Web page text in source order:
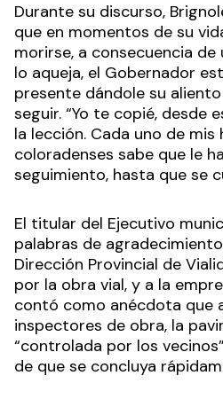
Durante su discurso,
que en momentos de su
morirse, a consecuencia
lo aqueja, el Gobernador
presente dándole su
seguir. “Yo te copié, desde
la lección. Cada uno de mis
coloradenses sabe que le
seguimiento, hasta que se
El titular del Ejecutivo
palabras de
Dirección Provincial de
por la obra vial, y a la
contó como anécdota que
inspectores de obra, la
“controlada por los
de que se concluya